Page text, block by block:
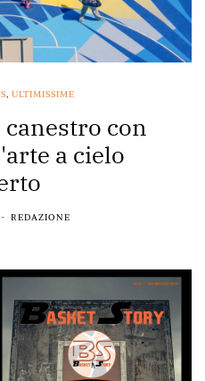
, ULTIMISSIME
canestro con
a cielo
REDAZIONE